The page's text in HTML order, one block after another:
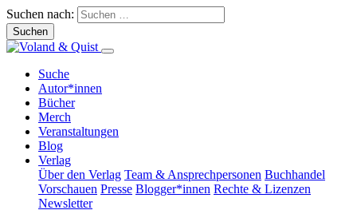
Suchen nach:
Suche
Autor*innen
Bücher
Merch
Veranstaltungen
Blog
Verlag
Über den Verlag Team & Ansprechpersonen Buchhandel
Vorschauen Presse Blogger*innen Rechte & Lizenzen
Newsletter